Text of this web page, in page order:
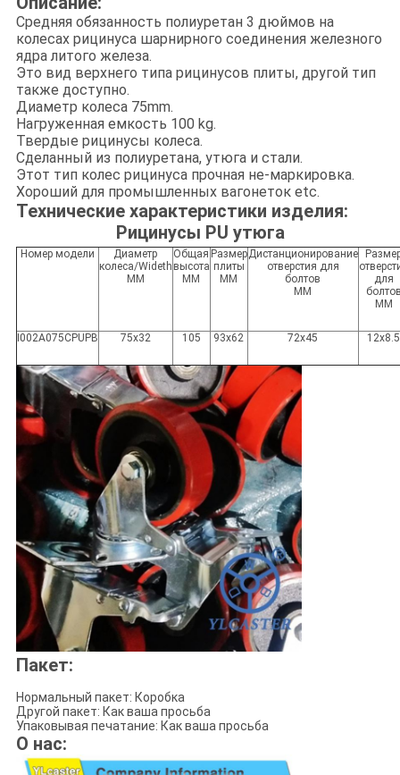
Средняя обязанность полиуретан 3 дюймов на
колесах рицинуса шарнирного соединения железного
ядра литого железа.
Это вид верхнего типа рицинусов плиты, другой тип
также доступно.
Диаметр колеса 75mm.
Нагруженная емкость 100 kg.
Твердые рицинусы колеса.
Сделанный из полиуретана, утюга и стали.
Этот тип колес рицинуса прочная не-маркировка.
Хороший для промышленных вагонеток etc.
Технические характеристики изделия:
Рицинусы PU утюга
Номер модели
Диаметр
колеса/Wideth
MM
Общая
высота
MM
Размер
плиты
MM
Дистанционирование
отверстия для
болтов
MM
для
MM
I002A075CPUPB 75x32 105 93x62 72x45 12x8.5
Пакет:
Нормальный пакет: Коробка
Другой пакет: Как ваша просьба
Упаковывая печатание: Как ваша просьба
О нас: